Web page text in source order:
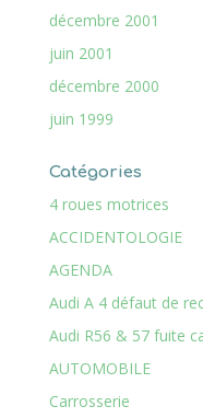
décembre 2001
juin 2001
décembre 2000
juin 1999
Catégories
4 roues motrices
ACCIDENTOLOGIE
AGENDA
Audi A 4 défaut de
Audi R56 & 57 fuite
AUTOMOBILE
Carrosserie